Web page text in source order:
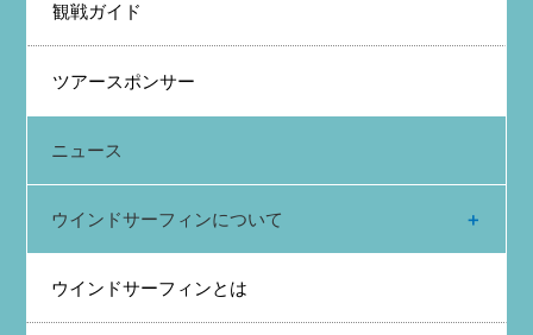
観戦ガイド
ツアースポンサー
ニュース
ウインドサーフィンについて
ウインドサーフィンとは